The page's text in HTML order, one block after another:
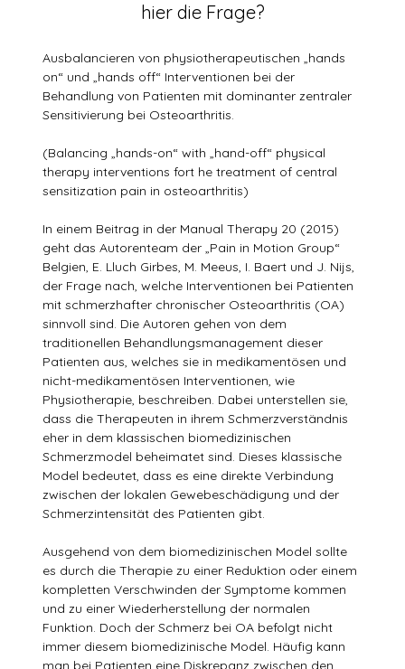
hier die Frage?
Ausbalancieren von physiotherapeutischen „hands
on“ und „hands off“ Interventionen bei der
Behandlung von Patienten mit dominanter zentraler
Sensitivierung bei Osteoarthritis.
(Balancing „hands-on“ with „hand-off“ physical
therapy interventions fort he treatment of central
sensitization pain in osteoarthritis)
In einem Beitrag in der Manual Therapy 20 (2015)
geht das Autorenteam der „Pain in Motion Group“
Belgien, E. Lluch Girbes, M. Meeus, I. Baert und J. Nijs,
der Frage nach, welche Interventionen bei Patienten
mit schmerzhafter chronischer Osteoarthritis (OA)
sinnvoll sind. Die Autoren gehen von dem
traditionellen Behandlungsmanagement dieser
Patienten aus, welches sie in medikamentösen und
nicht-medikamentösen Interventionen, wie
Physiotherapie, beschreiben. Dabei unterstellen sie,
dass die Therapeuten in ihrem Schmerzverständnis
eher in dem klassischen biomedizinischen
Schmerzmodel beheimatet sind. Dieses klassische
Model bedeutet, dass es eine direkte Verbindung
zwischen der lokalen Gewebeschädigung und der
Schmerzintensität des Patienten gibt.
Ausgehend von dem biomedizinischen Model sollte
es durch die Therapie zu einer Reduktion oder einem
kompletten Verschwinden der Symptome kommen
und zu einer Wiederherstellung der normalen
Funktion. Doch der Schmerz bei OA befolgt nicht
immer diesem biomedizinische Model. Häufig kann
man bei Patienten eine Diskrepanz zwischen den